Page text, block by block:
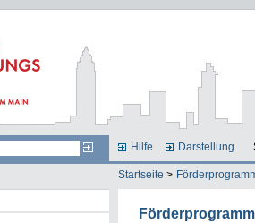
Hilfe Darstellung
Startseite >